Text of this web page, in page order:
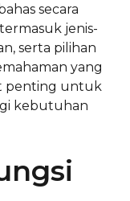
secara
jenis-
serta pilihan
yang
penting untuk
kebutuhan